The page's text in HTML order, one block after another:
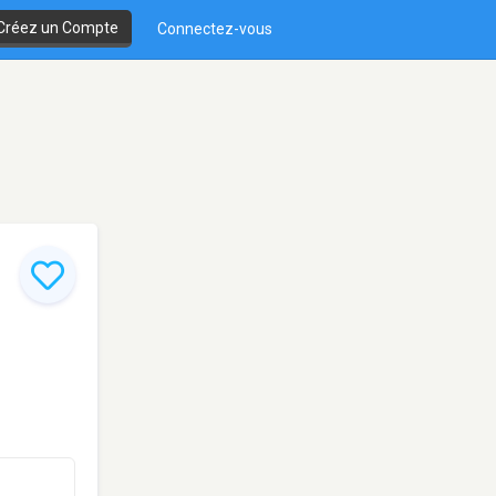
un Compte Connectez-vous